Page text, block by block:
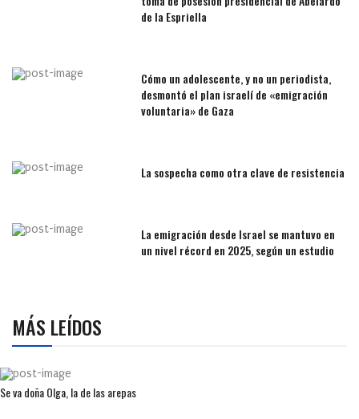
de la Espriella
Cómo un adolescente, y no un periodista,
desmontó el plan israelí de «emigración
voluntaria» de Gaza
La sospecha como otra clave de resistencia
La emigración desde Israel se mantuvo en
un nivel récord en 2025, según un estudio
MÁS LEÍDOS
Se va doña Olga, la de las arepas